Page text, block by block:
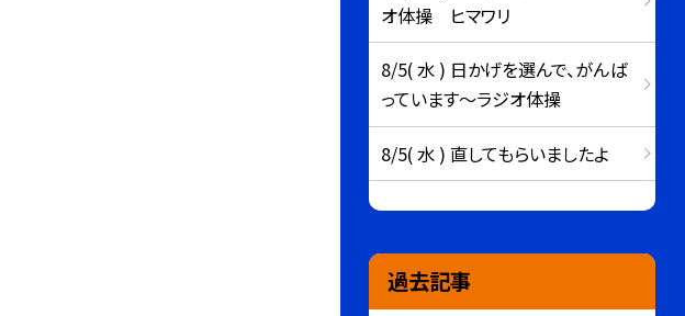
オ体操 ヒマワリ
8/5( 水 ) 日かげを選んで、がんば
っています～ラジオ体操
8/5( 水 ) 直してもらいましたよ
過去記事